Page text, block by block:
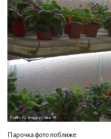
Парочка фото поближе.